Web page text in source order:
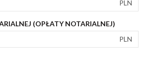
PLN
(OPŁATY NOTARIALNEJ)
PLN